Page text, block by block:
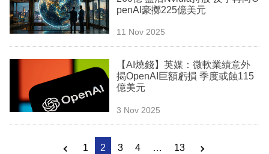
penAI豪擲225億美元
11 Nov 2025
【AI燒錢】英媒：微軟業績意外
揭OpenAI巨額虧損 季度或蝕115
億美元
3 Nov 2025
1 2 3 4 … 13